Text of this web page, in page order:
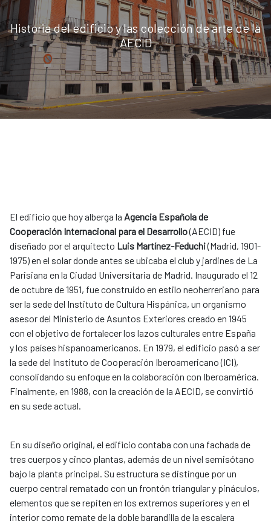
Historia del edificio y las colección de arte de la
AECID
El edificio que hoy alberga la Agencia Española de
Cooperación Internacional para el Desarrollo(AECID) fue
diseñado por el arquitecto Luis Martínez-Feduchi(Madrid, 1901-
1975) en el solar donde antes se ubicaba el club y jardines de La
Parisiana en la Ciudad Universitaria de Madrid. Inaugurado el 12
de octubre de 1951, fue construido en estilo neoherreriano para
ser la sede del Instituto de Cultura Hispánica, un organismo
asesor del Ministerio de Asuntos Exteriores creado en 1945
con el objetivo de fortalecer los lazos culturales entre España
y los países hispanoamericanos. En 1979, el edificio pasó a ser
la sede del Instituto de Cooperación Iberoamericano (ICI),
consolidando su enfoque en la colaboración con Iberoamérica.
Finalmente, en 1988, con la creación de la AECID, se convirtió
en su sede actual.
En su diseño original, el edificio contaba con una fachada de
tres cuerpos y cinco plantas, además de un nivel semisótano
bajo la planta principal. Su estructura se distingue por un
cuerpo central rematado con un frontón triangular y pináculos,
elementos que se repiten en los extremos superiores y en el
interior como remate de la doble barandilla de la escalera